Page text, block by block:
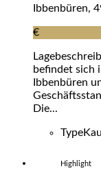
Ibbenbüren,
€
befindet sich
Ibbenbüren
Die...
Type
Highlight